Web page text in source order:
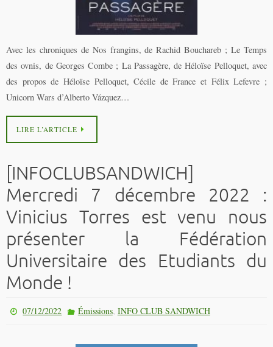
Avec les chroniques de Nos frangins, de Rachid Bouchareb ; Le Temps
des ovnis, de Georges Combe ; La Passagère, de Héloïse Pelloquet, avec
des propos de Héloïse Pelloquet, Cécile de France et Félix Lefevre ;
Unicorn Wars d’Alberto Vázquez…
LIRE L’ARTICLE
[INFOCLUBSANDWICH]
Mercredi 7 décembre 2022 :
Vinicius Torres est venu nous
présenter la Fédération
Universitaire des Etudiants du
Monde !
07/12/2022 Émissions, INFO CLUB SANDWICH